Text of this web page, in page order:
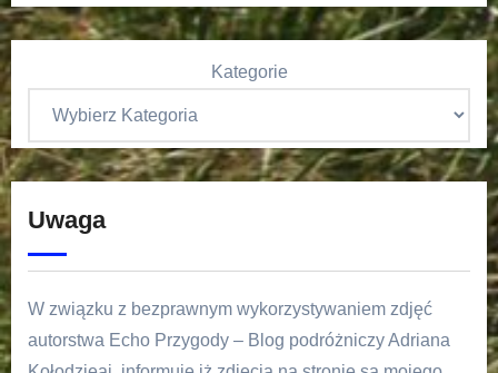
Kategorie
Uwaga
W związku z bezprawnym wykorzystywaniem zdjęć
autorstwa Echo Przygody – Blog podróżniczy Adriana